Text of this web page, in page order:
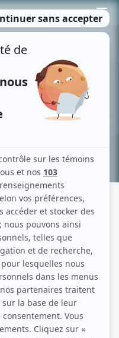
MENU
Recherche avancée »
DE LA